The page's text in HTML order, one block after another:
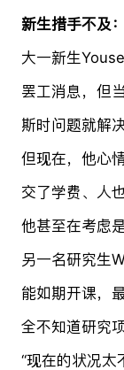
新生措手不及
大一新生
罢工消息，但
斯时问题就解决
但现在，他心
交了学费、人
他甚至在考虑
另一名研究生
能如期开课，
全不知道研究
“现在的状况太